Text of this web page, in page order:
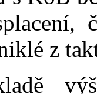
z